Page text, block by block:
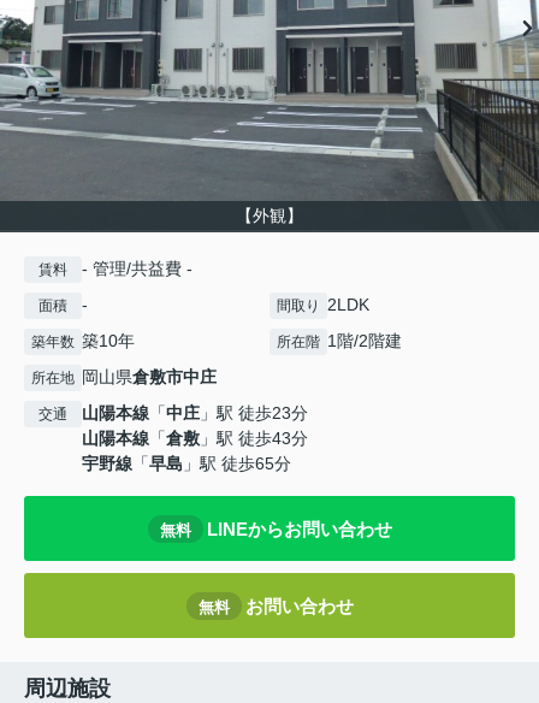
【外観】
賃料 - 管理/共益費 -
面積 - 間取り 2LDK
築年数 築10年 所在階 1階/2階建
所在地 岡山県倉敷市中庄
交通 山陽本線 「中庄 」駅 徒歩23分
山陽本線 「倉敷 」駅 徒歩43分
宇野線 「早島 」駅 徒歩65分
無料 LINEからお問い合わせ
無料 お問い合わせ
周辺施設